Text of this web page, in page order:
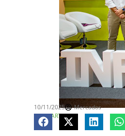
10/11/2025
Mercados
COMPARTE